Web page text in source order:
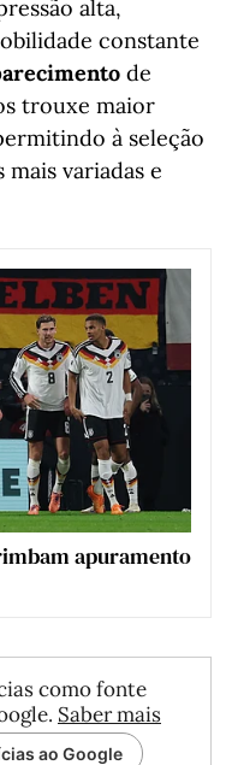
alta,
constante
de
trouxe maior
à seleção
variadas e
apuramento
como fonte
Saber mais
ao Google